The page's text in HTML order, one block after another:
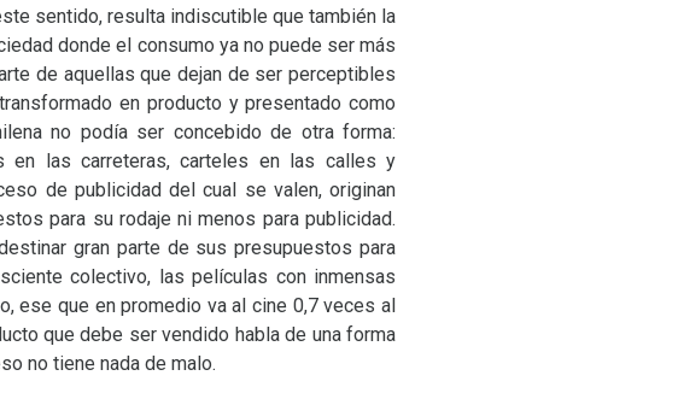
sentido, resulta indiscutible que también la
donde el consumo ya no puede ser más
de aquellas que dejan de ser perceptibles
en producto y presentado como
no podía ser concebido de otra forma:
en las carreteras, carteles en las calles y
de publicidad del cual se valen, originan
para su rodaje ni menos para publicidad.
gran parte de sus presupuestos para
colectivo, las películas con inmensas
ese que en promedio va al cine 0,7 veces al
que debe ser vendido habla de una forma
no tiene nada de malo.